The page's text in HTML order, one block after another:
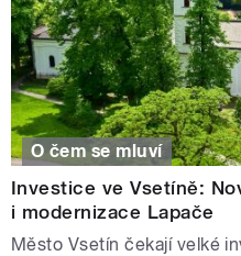
O čem se mluví
Investice ve Vsetíně:
i modernizace Lapače
Město Vsetín čekají velké